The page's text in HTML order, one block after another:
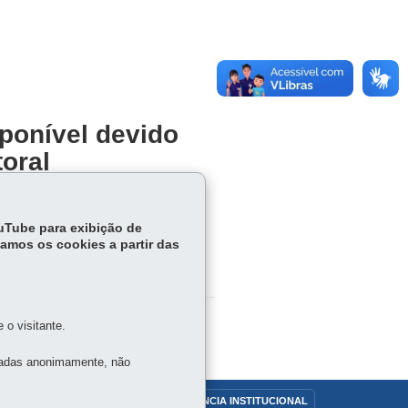
devido
TRANSPARÊNCIA INSTITUCIONAL
para exibição de
os cookies a partir das
o visitante.
anonimamente, não